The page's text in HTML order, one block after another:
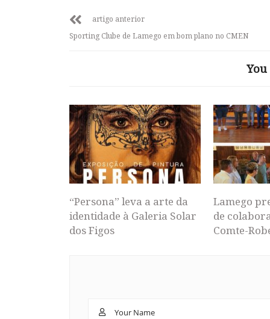
artigo anterior
Sporting Clube de Lamego em bom plano no CMEN
“Persona” leva a arte da
identidade à Galeria Solar
dos Figos
Lamego
de
Comte-